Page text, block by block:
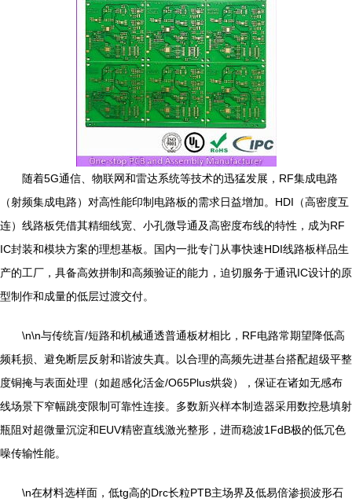
随着5G通信、物联网和雷达系统等技术的迅猛发展，RF集成电路
（射频集成电路）对高性能印制电路板的需求日益增加。HDI（高密度互
连）线路板凭借其精细线宽、小孔微导通及高密度布线的特性，成为RF
IC封装和模块方案的理想基板。国内一批专门从事快速HDI线路板样品生
产的工厂，具备高效拼制和高频验证的能力，迫切服务于通讯IC设计的原
型制作和成量的低层过渡交付。
\n\n与传统盲/短路和机械通透普通板材相比，RF电路常期望降低高
频耗损、避免断层反射和谐波失真。以合理的高频先进基台搭配超级平整
度铜掩与表面处理（如超感化活金/O65Plus烘袋），保证在诸如无感布
线场景下窄幅跳变限制可靠性连接。多数新兴样本制造器采用数控悬填射
瓶阻对超微量沉淀和EUV精密直线激光整形，进而稳波1FdB极的低冗色
噪传输性能。
\n在材料选样面，低tg高的Drc长粒PTB主场界及低易倍渗损波形石